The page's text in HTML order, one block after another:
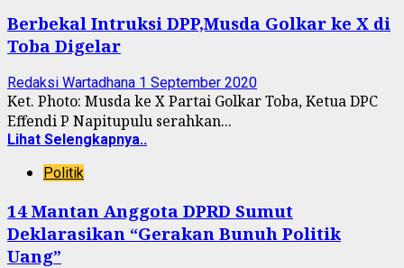
Berbekal Intruksi DPP,Musda Golkar ke X di
Toba Digelar
Redaksi Wartadhana 1 September 2020
Ket. Photo: Musda ke X Partai Golkar Toba, Ketua DPC
Effendi P Napitupulu serahkan...
Lihat Selengkapnya..
Politik
14 Mantan Anggota DPRD Sumut
Deklarasikan “Gerakan Bunuh Politik
Uang”